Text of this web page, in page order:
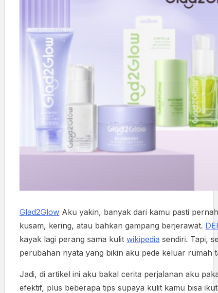
Glad2Glow Aku yakin, banyak dari kamu pasti
kusam, kering, atau bahkan gampang berjerawat.
kayak lagi perang sama kulit wikipedia sendiri. Tapi,
perubahan nyata yang bikin aku pede keluar rumah
Jadi, di artikel ini aku bakal cerita perjalanan aku
efektif, plus beberapa tips supaya kulit kamu bisa